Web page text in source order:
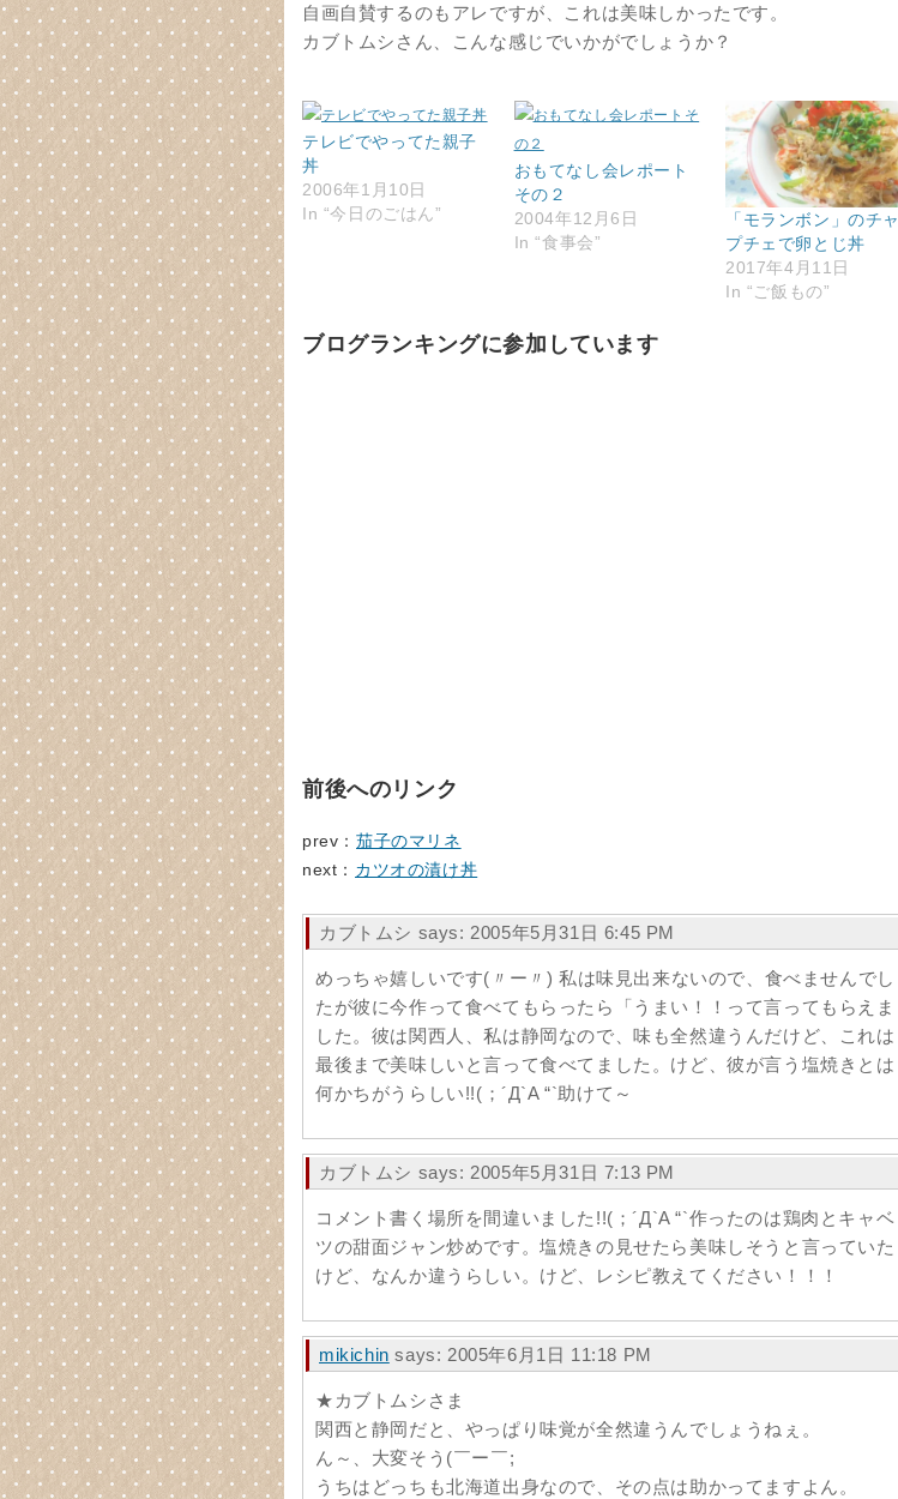
自画自賛するのもアレですが、これは美味しかったです。
カブトムシさん、こんな感じでいかがでしょうか？
テレビでやってた親子
丼
2006年1月10日
In “今日のごはん”
おもてなし会レポート
その２
2004年12月6日
In “食事会”
「モランボン」のチャ
プチェで卵とじ丼
2017年4月11日
In “ご飯もの”
ブログランキングに参加しています
前後へのリンク
prev： 茄子のマリネ
next： カツオの漬け丼
カブトムシ says: 2005年5月31日 6:45 PM
めっちゃ嬉しいです(〃ー〃) 私は味見出来ないので、食べませんでし
たが彼に今作って食べてもらったら「うまい！！って言ってもらえま
した。彼は関西人、私は静岡なので、味も全然違うんだけど、これは
最後まで美味しいと言って食べてました。けど、彼が言う塩焼きとは
何かちがうらしい!!(；´Д`A “`助けて～
カブトムシ says: 2005年5月31日 7:13 PM
コメント書く場所を間違いました!!(；´Д`A “`作ったのは鶏肉とキャベ
ツの甜面ジャン炒めです。塩焼きの見せたら美味しそうと言っていた
けど、なんか違うらしい。けど、レシピ教えてください！！！
mikichin says: 2005年6月1日 11:18 PM
★カブトムシさま
関西と静岡だと、やっぱり味覚が全然違うんでしょうねぇ。
ん～、大変そう(￣ー￣;
うちはどっちも北海道出身なので、その点は助かってますよん。